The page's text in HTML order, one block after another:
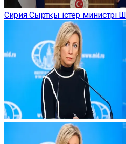
Сирия Сыртқы істер министрі